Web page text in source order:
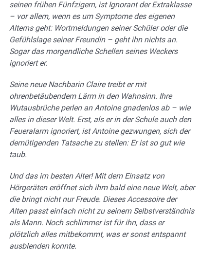
seinen frühen Fünfzigern, ist Ignorant der Extraklasse
– vor allem, wenn es um Symptome des eigenen
Alterns geht: Wortmeldungen seiner Schüler oder die
Gefühlslage seiner Freundin – geht ihn nichts an.
Sogar das morgendliche Schellen seines Weckers
ignoriert er.
Seine neue Nachbarin Claire treibt er mit
ohrenbetäubendem Lärm in den Wahnsinn. Ihre
Wutausbrüche perlen an Antoine gnadenlos ab – wie
alles in dieser Welt. Erst, als er in der Schule auch den
Feueralarm ignoriert, ist Antoine gezwungen, sich der
demütigenden Tatsache zu stellen: Er ist so gut wie
taub.
Und das im besten Alter! Mit dem Einsatz von
Hörgeräten eröffnet sich ihm bald eine neue Welt, aber
die bringt nicht nur Freude. Dieses Accessoire der
Alten passt einfach nicht zu seinem Selbstverständnis
als Mann. Noch schlimmer ist für ihn, dass er
plötzlich alles mitbekommt, was er sonst entspannt
ausblenden konnte.